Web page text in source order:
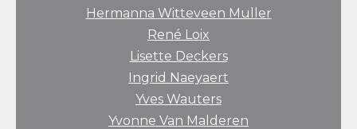
Hermanna Witteveen Muller
René Loix
Lisette Deckers
Ingrid Naeyaert
Yves Wauters
Yvonne Van Malderen